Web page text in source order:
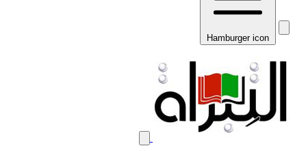
Hamburger icon